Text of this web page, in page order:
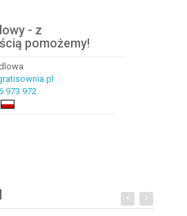
- z
pomożemy!
973 972